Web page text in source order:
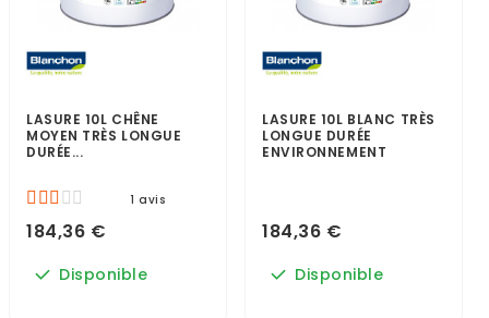
LASURE 10L CHÊNE
MOYEN TRÈS LONGUE
DURÉE...
1 avis
184,36 €
Disponible
LASURE 10L BLANC TRÈS
LONGUE DURÉE
ENVIRONNEMENT
184,36 €
Disponible